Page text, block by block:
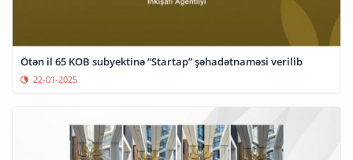
Ötən il 65 KOB subyektinə “Startap” şəhadətnaməsi verilib
22-01-2025